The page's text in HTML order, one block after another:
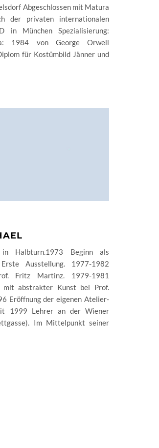
Abgeschlossen mit Matura
der privaten internationalen
in München Spezialisierung:
1984 von George Orwell
für Kostümbild Jänner und
Halbturn.1973 Beginn als
Ausstellung. 1977-1982
Fritz Martinz. 1979-1981
mit abstrakter Kunst bei Prof.
Eröffnung der eigenen Atelier-
1999 Lehrer an der Wiener
Im Mittelpunkt seiner